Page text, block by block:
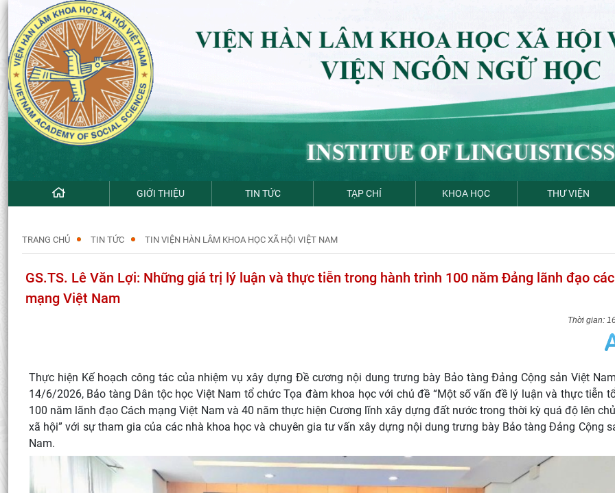
GIỚI THIỆU TIN TỨC TẠP CHÍ KHOA HỌC THƯ VIỆN
TRANG CHỦ TIN TỨC TIN VIỆN HÀN LÂM KHOA HỌC XÃ HỘI VIỆT NAM
GS.TS. Lê Văn Lợi: Những giá trị lý luận và thực tiễn trong hành trình 100 năm Đảng lãnh đạo
mạng Việt Nam
Thực hiện Kế hoạch công tác của nhiệm vụ xây dựng Đề cương nội dung trưng bày Bảo tàng Đảng Cộng sản Việt
14/6/2026, Bảo tàng Dân tộc học Việt Nam tổ chức Tọa đàm khoa học với chủ đề “Một số vấn đề lý luận và thực tiễn
100 năm lãnh đạo Cách mạng Việt Nam và 40 năm thực hiện Cương lĩnh xây dựng đất nước trong thời kỳ quá độ lên
xã hội” với sự tham gia của các nhà khoa học và chuyên gia tư vấn xây dựng nội dung trưng bày Bảo tàng Đảng Cộng
Nam.